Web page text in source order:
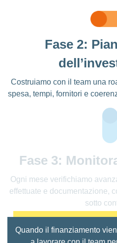
Fase 2:
Costruiamo con il team una
spesa, tempi, fornitori e
Fase 3:
Ogni mese verifichiamo
effettuate e documentazione,
sotto
Quando il finanziamento